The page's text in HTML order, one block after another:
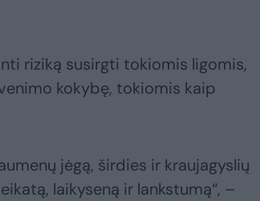
riziką susirgti tokiomis ligomis,
kokybę, tokiomis kaip
jėgą, širdies ir kraujagyslių
laikyseną ir lankstumą“, –